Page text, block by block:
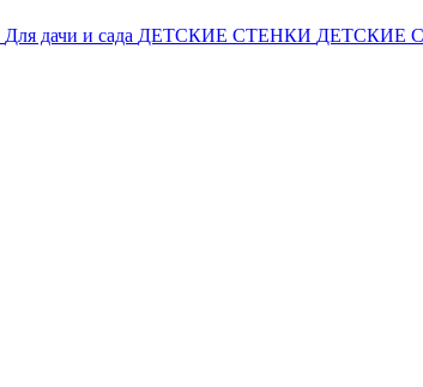
Для дачи и сада ДЕТСКИЕ СТЕНКИ ДЕТСКИЕ